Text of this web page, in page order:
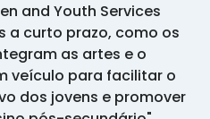
and Youth Services
a curto prazo, como os
as artes e o
veículo para facilitar o
dos jovens e promover